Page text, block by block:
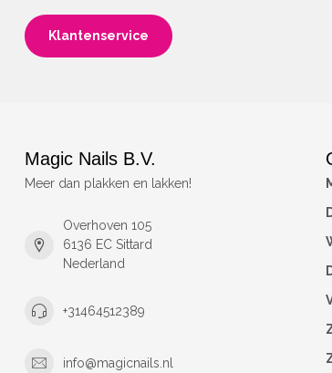
Klantenservice
Magic Nails B.V.
Meer dan plakken en lakken!
Overhoven 105
6136 EC Sittard
Nederland
+31464512389
info@magicnails.nl